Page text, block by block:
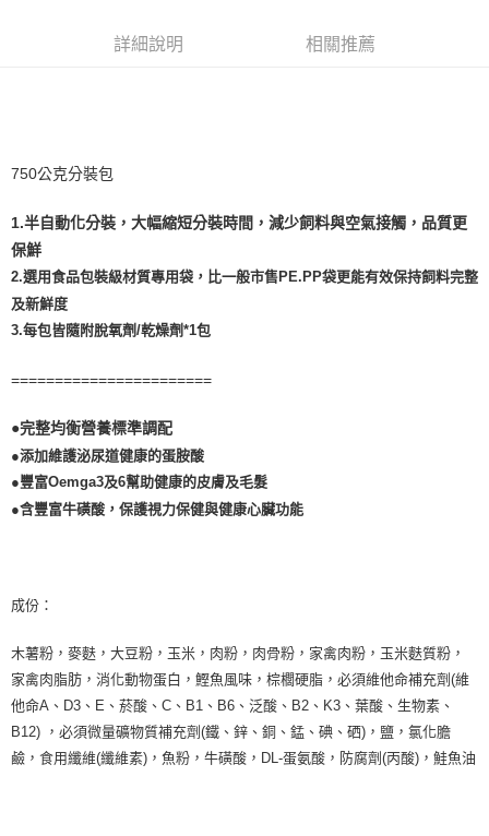
２．訂單成立數日內，您將收到繳費通知簡訊。
是否繳費成功／繳費後需取消欲退款等相關疑問，請聯繫「AFTEE先享後付
１．透過由恩沛科技股份有限公司提供之「AFTEE先享後付」服務完成之交
易，需依本服務之必要範圍內提供個人資料，並將交易相關給付款項請求債
權轉讓予恩沛科技股份有限公司。
２．關於個人資料處理事宜，請瀏覽以下網址：
https://aftee.tw/terms/#terms3
時審查核予不同之上限額度；若仍有額度不足之情形，本公司將視審查結果
請求用戶進行身份認證。
５．嚴禁一人註冊多個帳號或使用他人資訊註冊。若發現惡意使用之情形，
恩沛科技股份有限公司將有權停止該用戶之使用額度並採取法律行動。
詳細說明 相關推薦
750公克分裝包
1.半自動化分裝，大幅縮短分裝時間，減少飼料與空氣接觸，品質更
保鮮
2.選用食品包裝級材質專用袋，比一般市售PE.PP袋更能有效保持飼料完整
及新鮮度
3.每包皆隨附脫氧劑/乾燥劑*1包
=======================
●完整均衡營養標準調配
●添加維護泌尿道健康的蛋胺酸
●豐富Oemga3及6幫助健康的皮膚及毛髮
●含豐富牛磺酸，保護視力保健與健康心臟功能
成份：
木薯粉，麥麩，大豆粉，玉米，肉粉，肉骨粉，家禽肉粉，玉米麩質粉，
家禽肉脂肪，消化動物蛋白，鰹魚風味，棕櫚硬脂，必須維他命補充劑(維
他命A、D3、E、菸酸、C、B1、B6、泛酸、B2、K3、葉酸、生物素、
B12) ，必須微量礦物質補充劑(鐵、鋅、銅、錳、碘、硒)，鹽，氯化膽
鹼，食用纖維(纖維素)，魚粉，牛磺酸，DL-蛋氨酸，防腐劑(丙酸)，鮭魚油